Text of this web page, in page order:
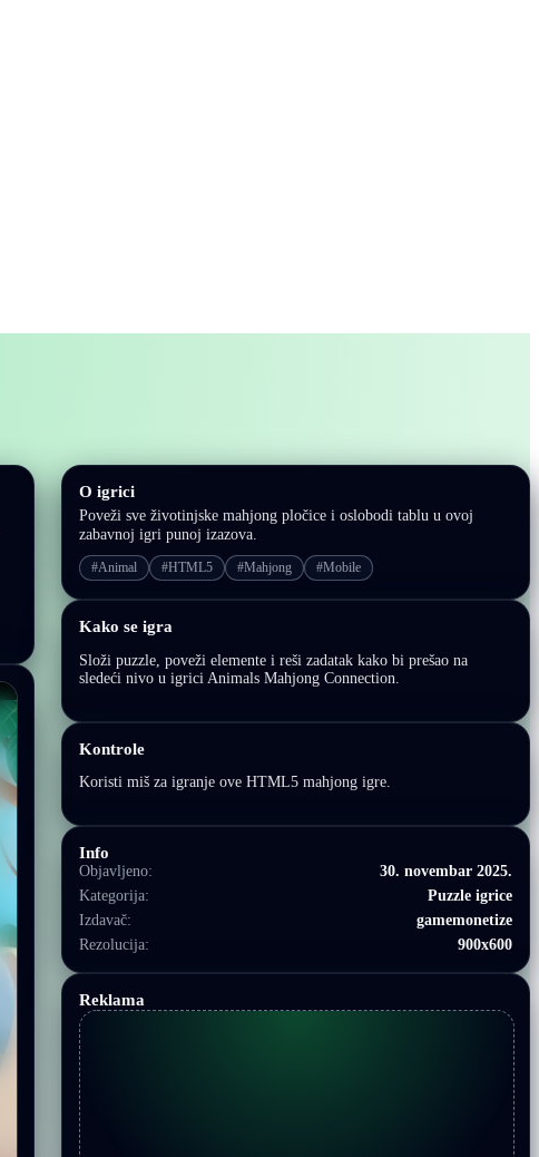
O igrici
Poveži sve životinjske mahjong pločice i oslobodi tablu u ovoj
zabavnoj igri punoj izazova.
#Animal #HTML5 #Mahjong #Mobile
Kako se igra
Složi puzzle, poveži elemente i reši zadatak kako bi prešao na
sledeći nivo u igrici Animals Mahjong Connection.
Kontrole
Koristi miš za igranje ove HTML5 mahjong igre.
Info
Objavljeno:
30. novembar 2025.
Kategorija:
Puzzle igrice
Izdavač:
gamemonetize
Rezolucija:
900x600
Reklama